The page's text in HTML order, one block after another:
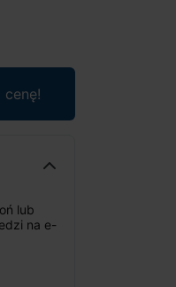
lub
na e-